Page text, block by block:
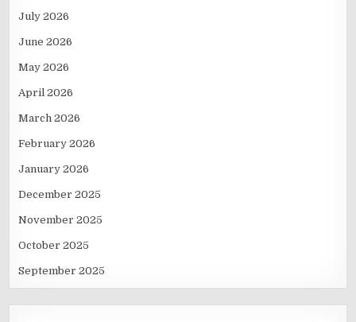
July 2026
June 2026
May 2026
April 2026
March 2026
February 2026
January 2026
December 2025
November 2025
October 2025
September 2025